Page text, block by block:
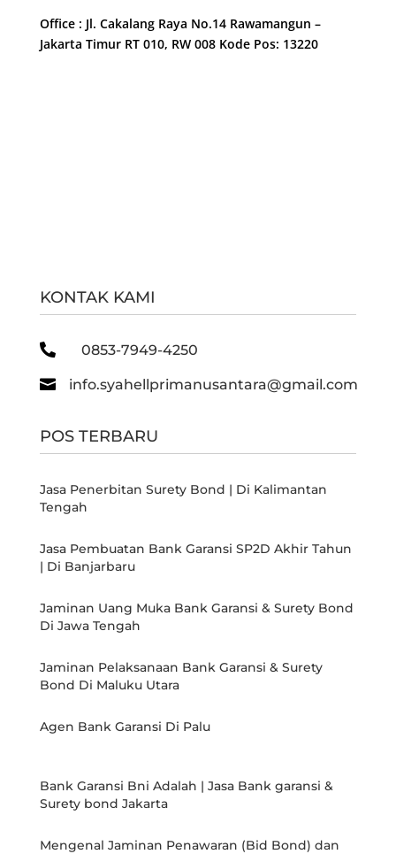
Office : Jl. Cakalang Raya No.14 Rawamangun –
Jakarta Timur RT 010, RW 008 Kode Pos: 13220
KONTAK KAMI
 0853-7949-4250
 info.syahellprimanusantara@gmail.com
POS TERBARU
Jasa Penerbitan Surety Bond | Di Kalimantan
Tengah
Jasa Pembuatan Bank Garansi SP2D Akhir Tahun
| Di Banjarbaru
Jaminan Uang Muka Bank Garansi & Surety Bond
Di Jawa Tengah
Jaminan Pelaksanaan Bank Garansi & Surety
Bond Di Maluku Utara
Agen Bank Garansi Di Palu
Bank Garansi Bni Adalah | Jasa Bank garansi &
Surety bond Jakarta
Mengenal Jaminan Penawaran (Bid Bond) dan